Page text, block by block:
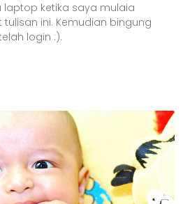
laptop ketika saya mulaia
ini. Kemudian bingung
login :).